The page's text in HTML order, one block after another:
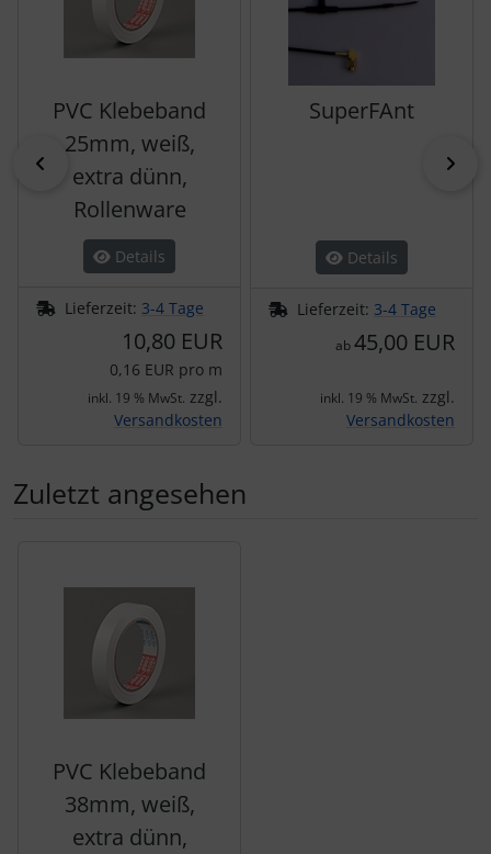
PVC Klebeband
25mm, weiß,
extra dünn,
Rollenware
Details
Lieferzeit: 3-4 Tage
10,80 EUR
0,16 EUR pro m
inkl. 19 % MwSt. zzgl.
Versandkosten
SuperFAnt
Details
Lieferzeit: 3-4 Tage
ab45,00 EUR
inkl. 19 % MwSt. zzgl.
Versandkosten
Zuletzt angesehen
PVC Klebeband
38mm, weiß,
extra dünn,